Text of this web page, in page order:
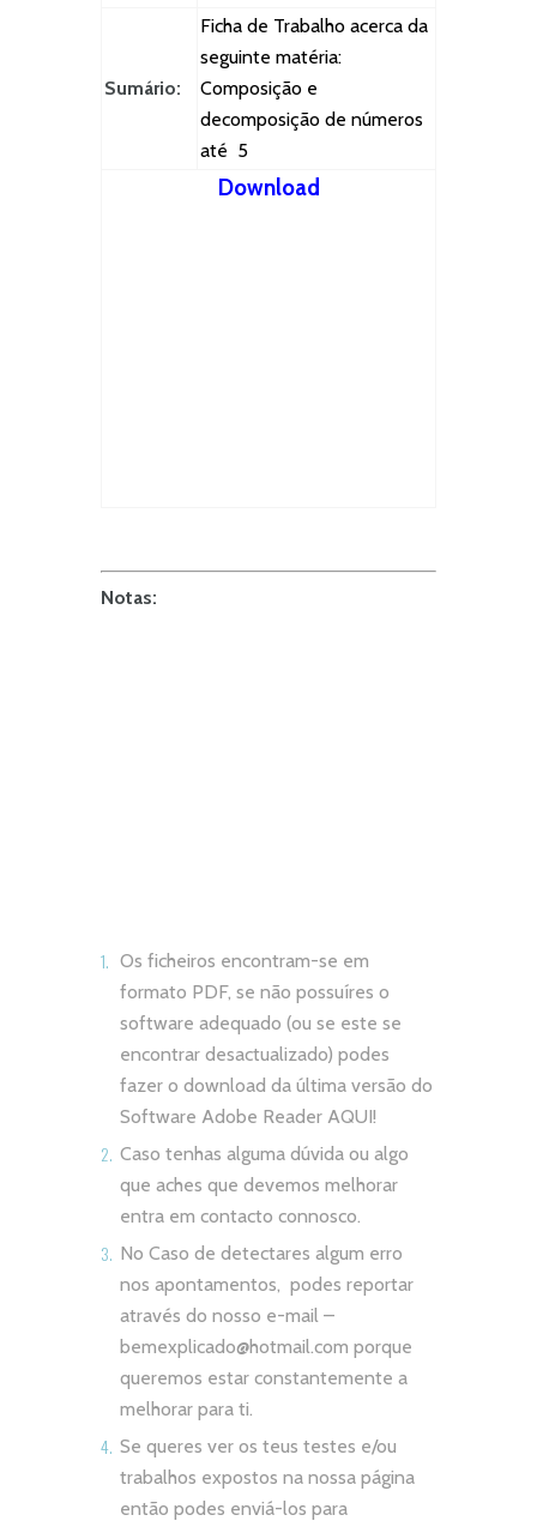
Sumário:
Ficha de Trabalho acerca da
seguinte matéria:
Composição e
decomposição de números
até 5
Download
Notas:
Os ficheiros encontram-se em
formato PDF, se não possuíres o
software adequado (ou se este se
encontrar desactualizado) podes
fazer o download da última versão do
Software Adobe Reader AQUI!
Caso tenhas alguma dúvida ou algo
que aches que devemos melhorar
entra em contacto connosco.
No Caso de detectares algum erro
nos apontamentos, podes reportar
através do nosso e-mail –
bemexplicado@hotmail.com porque
queremos estar constantemente a
melhorar para ti.
Se queres ver os teus testes e/ou
trabalhos expostos na nossa página
então podes enviá-los para